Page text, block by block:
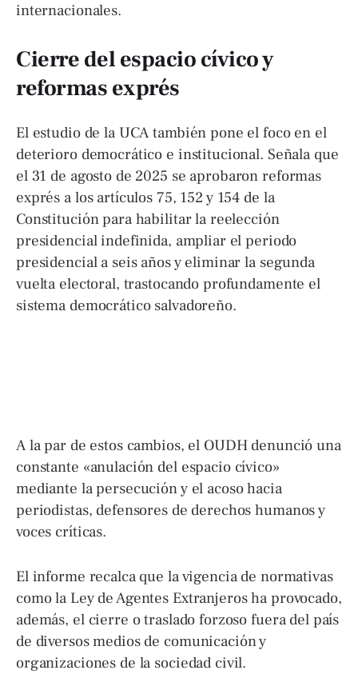
internacionales.
Cierre del espacio cívico y
reformas exprés
El estudio de la UCA también pone el foco en el
deterioro democrático e institucional. Señala que
el 31 de agosto de 2025 se aprobaron reformas
exprés a los artículos 75, 152 y 154 de la
Constitución para habilitar la reelección
presidencial indefinida, ampliar el periodo
presidencial a seis años y eliminar la segunda
vuelta electoral, trastocando profundamente el
sistema democrático salvadoreño.
A la par de estos cambios, el OUDH denunció una
constante «anulación del espacio cívico»
mediante la persecución y el acoso hacia
periodistas, defensores de derechos humanos y
voces críticas.
El informe recalca que la vigencia de normativas
como la Ley de Agentes Extranjeros ha provocado,
además, el cierre o traslado forzoso fuera del país
de diversos medios de comunicación y
organizaciones de la sociedad civil.